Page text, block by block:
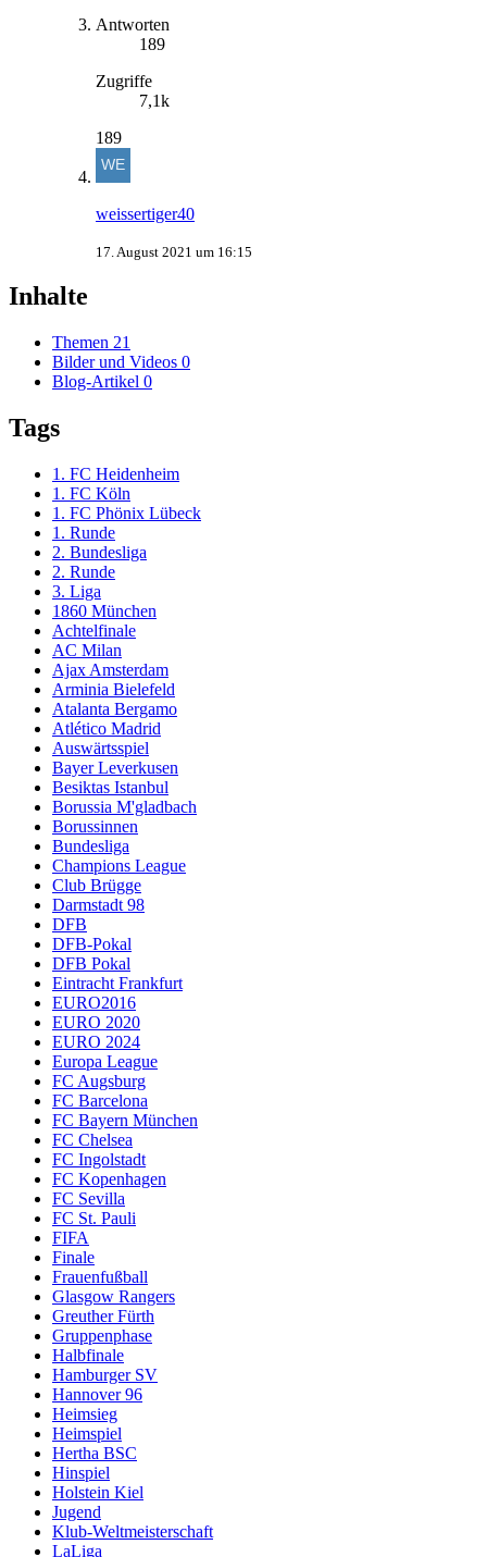
Antworten
189
Zugriffe
7,1k
189
weissertiger40
17. August 2021 um 16:15
Inhalte
Themen 21
Bilder und Videos 0
Blog-Artikel 0
Tags
1. FC Heidenheim
1. FC Köln
1. FC Phönix Lübeck
1. Runde
2. Bundesliga
2. Runde
3. Liga
1860 München
Achtelfinale
AC Milan
Ajax Amsterdam
Arminia Bielefeld
Atalanta Bergamo
Atlético Madrid
Auswärtsspiel
Bayer Leverkusen
Besiktas Istanbul
Borussia M'gladbach
Borussinnen
Bundesliga
Champions League
Club Brügge
Darmstadt 98
DFB
DFB-Pokal
DFB Pokal
Eintracht Frankfurt
EURO2016
EURO 2020
EURO 2024
Europa League
FC Augsburg
FC Barcelona
FC Bayern München
FC Chelsea
FC Ingolstadt
FC Kopenhagen
FC Sevilla
FC St. Pauli
FIFA
Finale
Frauenfußball
Glasgow Rangers
Greuther Fürth
Gruppenphase
Halbfinale
Hamburger SV
Hannover 96
Heimsieg
Heimspiel
Hertha BSC
Hinspiel
Holstein Kiel
Jugend
Klub-Weltmeisterschaft
LaLiga